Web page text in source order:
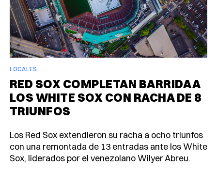
LOCALES
RED SOX COMPLETAN BARRIDA A
LOS WHITE SOX CON RACHA DE 8
TRIUNFOS
Los Red Sox extendieron su racha a ocho triunfos
con una remontada de 13 entradas ante los White
Sox, liderados por el venezolano Wilyer Abreu.